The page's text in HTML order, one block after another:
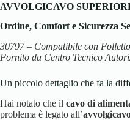
AVVOLGICAVO
Ordine, Comfort e Sicurezza
30797 – Compatibile con
Fornito da Centro Tecnico
Un piccolo dettaglio che fa la
Hai notato che il cavo di
problema è legato all’